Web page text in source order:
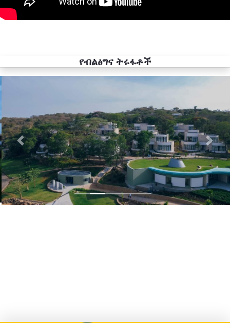
የብልፅግና ትሩፋቶች
Previous Next